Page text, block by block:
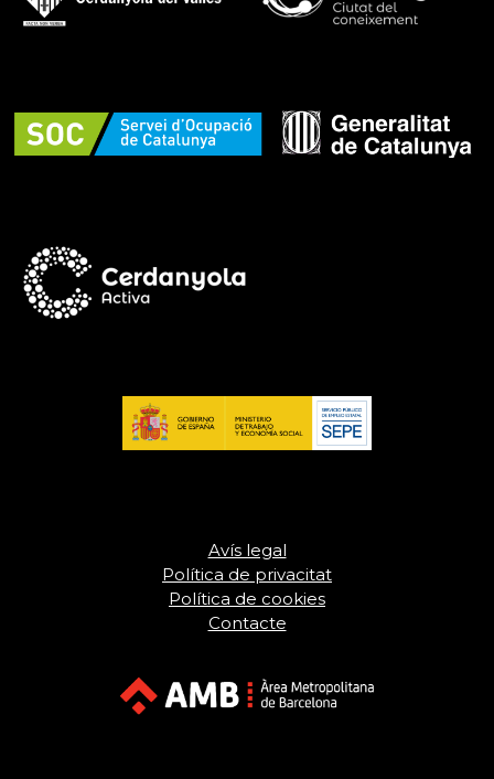
Avís legal
Política de privacitat
Política de cookies
Contacte